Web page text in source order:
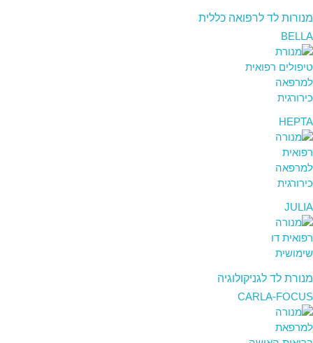
מנורות לד לרפואה כללית
BELLA
HEPTA
JULIA
מנורת לד לגניקולוגיה
CARLA-FOCUS